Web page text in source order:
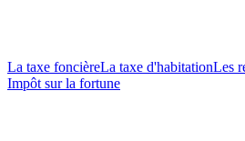
La taxe foncièreLa taxe d'habitationLes
Impôt sur la fortune